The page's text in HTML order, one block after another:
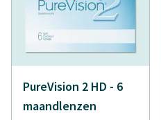
PureVision 2 HD - 6
maandlenzen